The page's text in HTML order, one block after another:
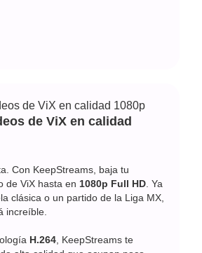
de ViX en calidad
Con KeepStreams, baja tu
de ViX hasta en 1080p Full HD . Ya
clásica o un partido de la Liga MX,
increíble.
H.264 , KeepStreams te